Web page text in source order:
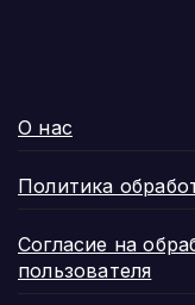
О нас
Политика
Согласие на
пользователя